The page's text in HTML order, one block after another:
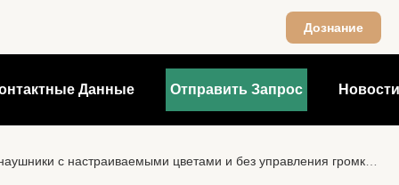
Дознание
Данные Отправить Запрос Новости
с настраиваемыми цветами и без управления громкостью